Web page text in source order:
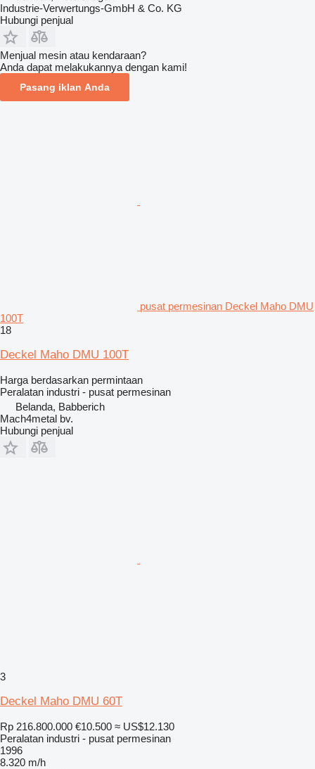
Industrie-Verwertungs-GmbH & Co. KG
Hubungi penjual
Menjual mesin atau kendaraan?
Anda dapat melakukannya dengan kami!
Pasang iklan Anda
pusat permesinan Deckel Maho DMU
100T
18
Deckel Maho DMU 100T
Harga berdasarkan permintaan
Peralatan industri - pusat permesinan
Belanda, Babberich
Mach4metal bv.
Hubungi penjual
3
Deckel Maho DMU 60T
Rp 216.800.000 €10.500 ≈ US$12.130
Peralatan industri - pusat permesinan
1996
8.320 m/h